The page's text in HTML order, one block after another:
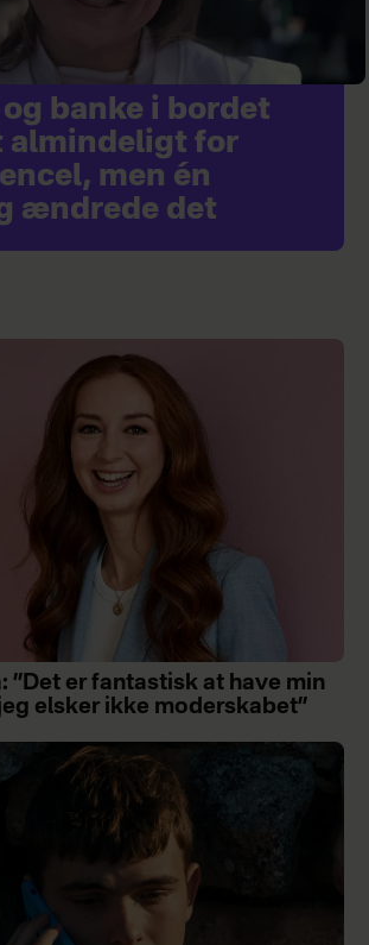
banke i bordet
almindeligt for
men én
ændrede det
”Det er fantastisk at have min
elsker ikke moderskabet”